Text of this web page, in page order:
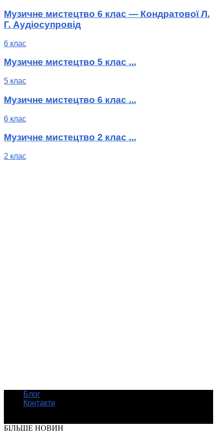
Музичне мистецтво 6 клас — Кондратової Л.
Г. Аудіосупровід
6 клас
Музичне мистецтво 5 клас ...
5 клас
Музичне мистецтво 6 клас ...
6 клас
Музичне мистецтво 2 клас ...
2 клас
Блог
Контакти
БІЛЬШЕ НОВИН